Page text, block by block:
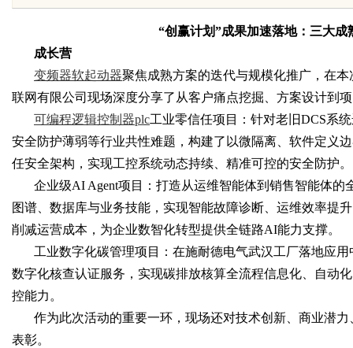
ar
“创赢计划”成果加速落地：三大
成长营
变频器软起动器聚焦成熟方案的迭代与规模化推广，在
联网有限公司现场深度分享了从客户痛点挖掘、方案设计到
可编程逻辑控制器plc工业零信任项目：针对老旧DCS系
安全防护薄弱等行业共性难题，构建了以微隔离、软件定义
任安全架构，实现工控系统动态持续、精准可控的安全防护。
企业级AI Agent项目：打造从运维智能体到销售智能体
图谱、数据库与业务技能，实现智能故障诊断、运维效率提
削减运营成本，为企业数智化转型提供全链路AI能力支撑。
工业数字化碳管理项目：在施耐德电气武汉工厂落地应
数字化核查认证服务，实现碳排放核算全流程信息化、自动
控能力。
作为此次活动的重要一环，现场还对技术创新、商业潜
表彰。